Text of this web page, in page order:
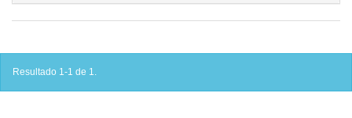
Resultado 1-1 de 1.